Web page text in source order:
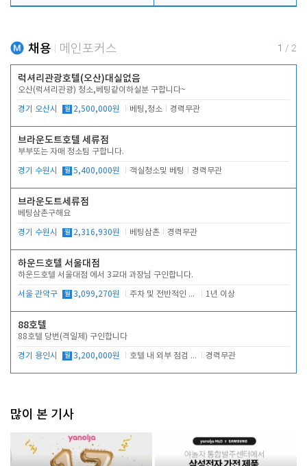
채용 메인포커스 1 / 2
럭셔리관광호텔(오산)대실없음
오산(럭셔리관광) 청소,베팅같이하실분 구합니다~
경기 오산시 월 2,500,000원 베팅,청소 경력무관
브라운도트호텔 세류점
부부또는 자매 청소팀 구합니다.
경기 수원시 월 5,400,000원 객실청소및 베팅 경력무관
브라운도트세류점
베팅삼촌구해요
경기 수원시 월 2,316,930원 베팅삼촌 경력무관
하운드호텔 서울대점
하운드호텔 서울대점 에서 3교대 과장님 구인합니다.
서울 관악구 월 3,099,270원 주차 및 전반적인 당번업무 1년 이상
88호텔
88호텔 당번(격일제) 구인합니다
경기 용인시 월 3,200,000원 호텔 내 외부 점검 및 프런트 운영 경력무관
많이 본 기사